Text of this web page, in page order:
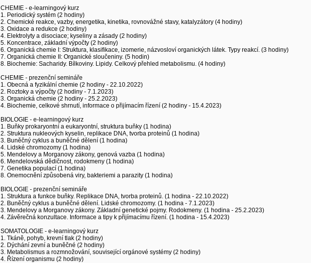
CHEMIE - e-learningový kurz
1. Periodický systém (2 hodiny)
2. Chemické reakce, vazby, energetika, kinetika, rovnovážné stavy, katalyzátory (4 hodiny)
3. Oxidace a redukce (2 hodiny)
4. Elektrolyty a disociace; kyseliny a zásady (2 hodiny)
5. Koncentrace, základní výpočty (2 hodiny)
6. Organická chemie I: Struktura, klasifikace, izomerie, názvosloví organických látek. Typy reakcí. (3 hodiny)
7. Organická chemie II: Organické sloučeniny. (5 hodin)
8. Biochemie: Sacharidy. Bílkoviny. Lipidy. Celkový přehled metabolismu. (4 hodiny)
CHEMIE - prezenční semináře
1. Obecná a fyzikální chemie (2 hodiny - 22.10.2022)
2. Roztoky a výpočty (2 hodiny - 7.1.2023)
3. Organická chemie (2 hodiny - 25.2.2023)
4. Biochemie, celkové shrnutí, informace o přijímacím řízení (2 hodiny - 15.4.2023)
BIOLOGIE - e-learningový kurz
1. Buňky prokaryontní a eukaryontní, struktura buňky (1 hodina)
2. Struktura nukleových kyselin, replikace DNA, tvorba proteinů (1 hodina)
3. Buněčný cyklus a buněčné dělení (1 hodina)
4. Lidské chromozomy (1 hodina)
5. Mendelovy a Morganovy zákony, genová vazba (1 hodina)
6. Mendelovská dědičnost, rodokmeny (1 hodina)
7. Genetika populací (1 hodina)
8. Onemocnění způsobená viry, bakteriemi a parazity (1 hodina)
BIOLOGIE - prezenční semináře
1. Struktura a funkce buňky. Replikace DNA, tvorba proteinů. (1 hodina - 22.10.2022)
2. Buněčný cyklus a buněčné dělení. Lidské chromozomy. (1 hodina - 7.1.2023)
3. Mendelovy a Morganovy zákony. Základní genetické pojmy. Rodokmeny. (1 hodina - 25.2.2023)
4. Závěrečná konzultace. Informace a tipy k přijímacímu řízení. (1 hodina - 15.4.2023)
SOMATOLOGIE - e-learningový kurz
1. Tkáně, pohyb, krevní tlak (2 hodiny)
2. Dýchání zevní a buněčné (2 hodiny)
3. Metabolismus a rozmnožování, související orgánové systémy (2 hodiny)
4. Řízení organismu (2 hodiny)